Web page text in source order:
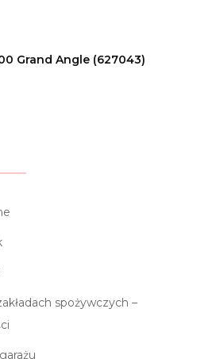
Grand Angle (627043)
spożywczych –